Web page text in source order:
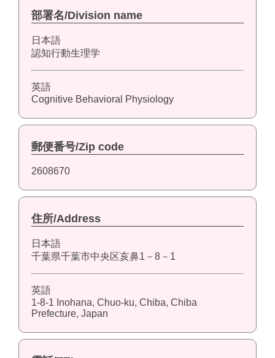
部署名/Division name
日本語
認知行動生理学
英語
Cognitive Behavioral Physiology
郵便番号/Zip code
2608670
住所/Address
日本語
千葉県千葉市中央区亥鼻1－8－1
英語
1-8-1 Inohana, Chuo-ku, Chiba, Chiba
Prefecture, Japan